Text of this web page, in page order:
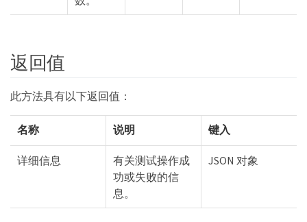
返回值
此方法具有以下返回值：
名称 说明 键入
详细信息
有关测试操作成
功或失败的信
息。
JSON 对象